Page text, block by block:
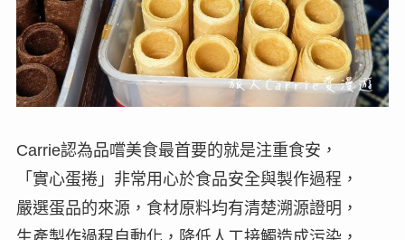
Carrie認為品嚐美食最首要的就是注重食安，
「實心蛋捲」非常用心於食品安全與製作過程，
嚴選蛋品的來源，食材原料均有清楚溯源證明，